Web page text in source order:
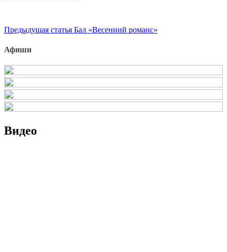
Продолжить
чтение
Предыдущая статья Бал «Весенний романс»
Афиши
Видео